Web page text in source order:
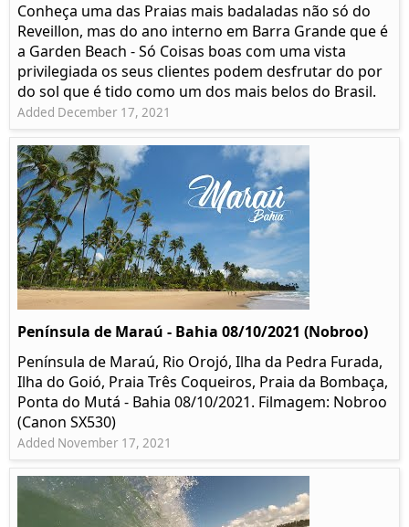
Conheça uma das Praias mais badaladas não só do
Reveillon, mas do ano interno em Barra Grande que é
a Garden Beach - Só Coisas boas com uma vista
privilegiada os seus clientes podem desfrutar do por
do sol que é tido como um dos mais belos do Brasil.
Added December 17, 2021
Península de Maraú - Bahia 08/10/2021 (Nobroo)
Península de Maraú, Rio Orojó, Ilha da Pedra Furada,
Ilha do Goió, Praia Três Coqueiros, Praia da Bombaça,
Ponta do Mutá - Bahia 08/10/2021. Filmagem: Nobroo
(Canon SX530)
Added November 17, 2021